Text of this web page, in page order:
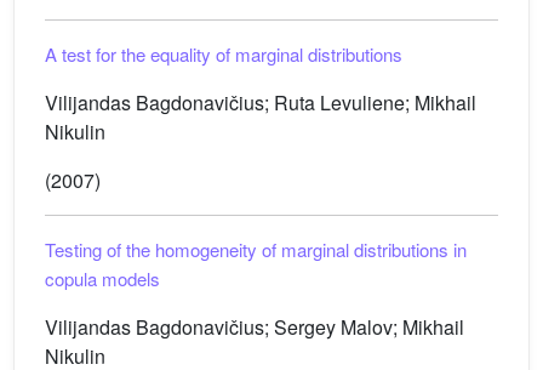
A test for the equality of marginal distributions
Vilijandas Bagdonavičius; Ruta Levuliene; Mikhail
Nikulin
(2007)
Testing of the homogeneity of marginal distributions in
copula models
Vilijandas Bagdonavičius; Sergey Malov; Mikhail
Nikulin